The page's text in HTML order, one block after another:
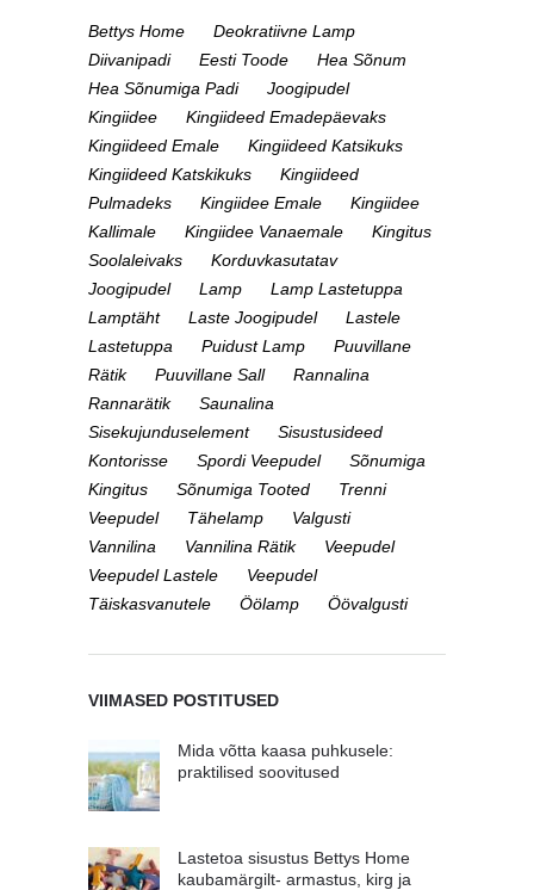
Bettys Home
Deokratiivne Lamp
Diivanipadi
Eesti Toode
Hea Sõnum
Hea Sõnumiga Padi
Joogipudel
Kingiidee
Kingiideed Emadepäevaks
Kingiideed Emale
Kingiideed Katsikuks
Kingiideed Katskikuks
Kingiideed
Pulmadeks
Kingiidee Emale
Kingiidee
Kallimale
Kingiidee Vanaemale
Kingitus
Soolaleivaks
Korduvkasutatav
Joogipudel
Lamp
Lamp Lastetuppa
Lamptäht
Laste Joogipudel
Lastele
Lastetuppa
Puidust Lamp
Puuvillane
Rätik
Puuvillane Sall
Rannalina
Rannarätik
Saunalina
Sisekujunduselement
Sisustusideed
Kontorisse
Spordi Veepudel
Sõnumiga
Kingitus
Sõnumiga Tooted
Trenni
Veepudel
Tähelamp
Valgusti
Vannilina
Vannilina Rätik
Veepudel
Veepudel Lastele
Veepudel
Täiskasvanutele
Öölamp Öövalgusti
VIIMASED POSTITUSED
Mida võtta kaasa puhkusele:
praktilised soovitused
Lastetoa sisustus Bettys Home
kaubamärgilt- armastus, kirg ja